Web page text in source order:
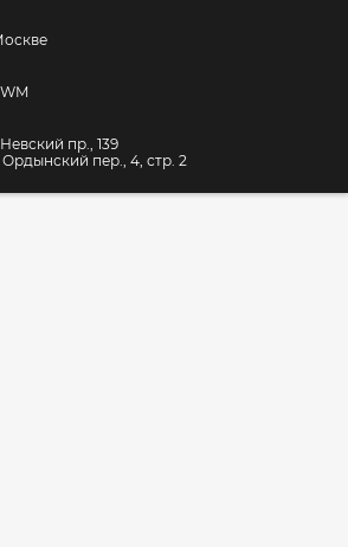
пр., 139
пер., 4, стр. 2